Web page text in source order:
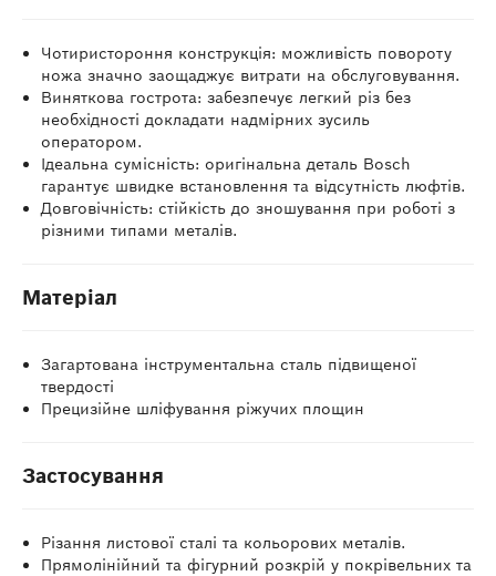
Чотиристороння конструкція: можливість повороту
ножа значно заощаджує витрати на обслуговування.
Виняткова гострота: забезпечує легкий різ без
необхідності докладати надмірних зусиль
оператором.
Ідеальна сумісність: оригінальна деталь Bosch
гарантує швидке встановлення та відсутність люфтів.
Довговічність: стійкість до зношування при роботі з
різними типами металів.
Матеріал
Загартована інструментальна сталь підвищеної
твердості
Прецизійне шліфування ріжучих площин
Застосування
Різання листової сталі та кольорових металів.
Прямолінійний та фігурний розкрій у покрівельних та